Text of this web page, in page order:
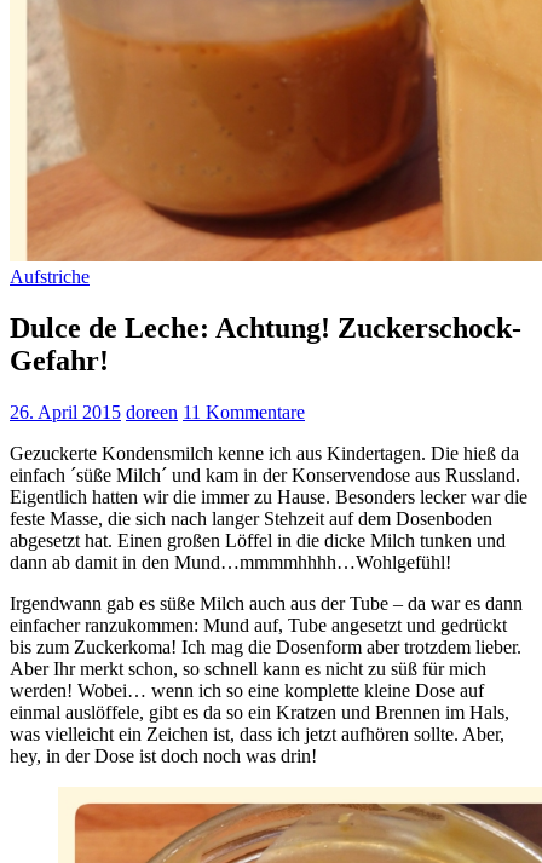
Aufstriche
Dulce de Leche: Achtung! Zuckerschock-
Gefahr!
26. April 2015 doreen 11 Kommentare
Gezuckerte Kondensmilch kenne ich aus Kindertagen. Die hieß da
einfach ´süße Milch´ und kam in der Konservendose aus Russland.
Eigentlich hatten wir die immer zu Hause. Besonders lecker war die
feste Masse, die sich nach langer Stehzeit auf dem Dosenboden
abgesetzt hat. Einen großen Löffel in die dicke Milch tunken und
dann ab damit in den Mund…mmmmhhhh…Wohlgefühl!
Irgendwann gab es süße Milch auch aus der Tube – da war es dann
einfacher ranzukommen: Mund auf, Tube angesetzt und gedrückt
bis zum Zuckerkoma! Ich mag die Dosenform aber trotzdem lieber.
Aber Ihr merkt schon, so schnell kann es nicht zu süß für mich
werden! Wobei… wenn ich so eine komplette kleine Dose auf
einmal auslöffele, gibt es da so ein Kratzen und Brennen im Hals,
was vielleicht ein Zeichen ist, dass ich jetzt aufhören sollte. Aber,
hey, in der Dose ist doch noch was drin!